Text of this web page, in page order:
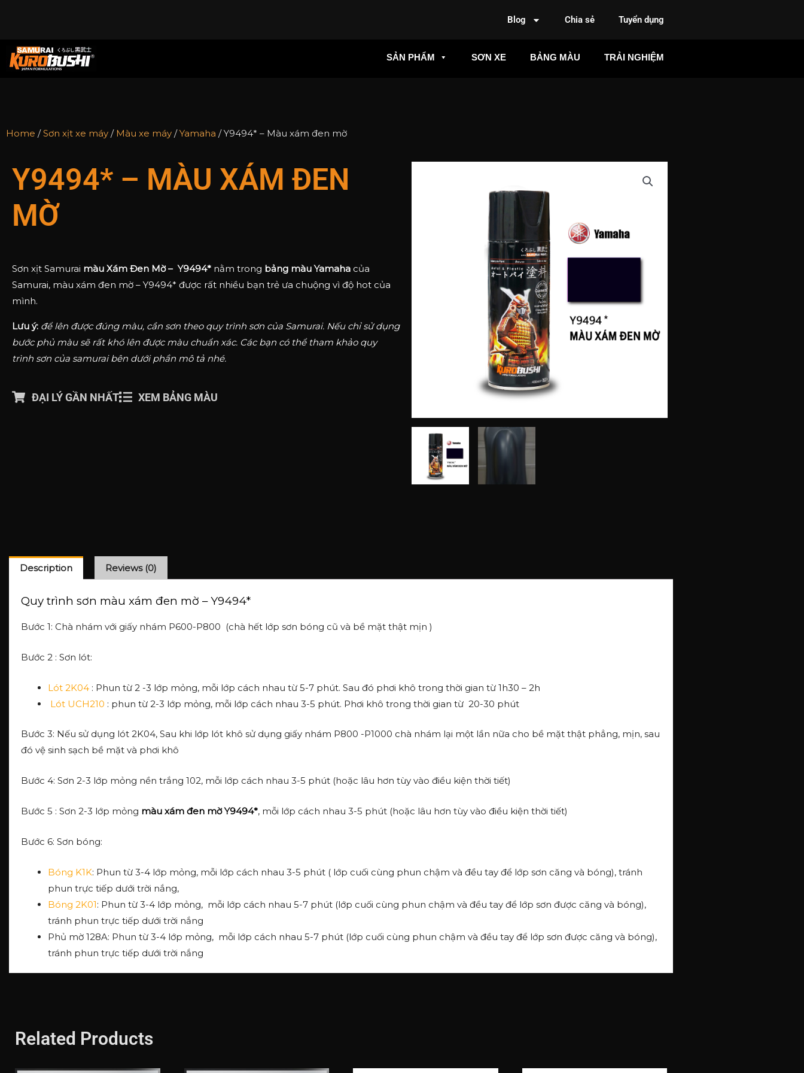
Blog Chia sẻ Tuyển dụng
SẢN PHẨM SƠN XE BẢNG MÀU TRẢI NGHIỆM
Home /Sơn xịt xe máy / Màu xe máy /Yamaha / Y9494* – Màu xám đen mờ
Y9494* – MÀU XÁM ĐEN
MỜ
Sơn xịt Samurai màu Xám Đen Mờ – Y9494* nằm trong bảng màu Yamaha của
Samurai, màu xám đen mờ – Y9494* được rất nhiều bạn trẻ ưa chuộng vì độ hot của
mình.
Lưu ý: để lên được đúng màu, cần sơn theo quy trình sơn của Samurai. Nếu chỉ sử dụng
bước phủ màu sẽ rất khó lên được màu chuẩn xác. Các bạn có thể tham khảo quy
trình sơn của samurai bên dưới phần mô tả nhé.
ĐẠI LÝ GẦN NHẤT XEM BẢNG MÀU
Description Reviews (0)
Quy trình sơn màu xám đen mờ – Y9494*
Bước 1: Chà nhám với giấy nhám P600-P800 (chà hết lớp sơn bóng cũ và bề mặt thật mịn )
Bước 2 : Sơn lót:
Lót 2K04 : Phun từ 2 -3 lớp mỏng, mỗi lớp cách nhau từ 5-7 phút. Sau đó phơi khô trong thời gian từ 1h30 – 2h
Lót UCH210 : phun từ 2-3 lớp mỏng, mỗi lớp cách nhau 3-5 phút. Phơi khô trong thời gian từ 20-30 phút
Bước 3: Nếu sử dụng lót 2K04, Sau khi lớp lót khô sử dụng giấy nhám P800 -P1000 chà nhám lại một lần nữa cho bề mặt thật phẳng, mịn, sau
đó vệ sinh sạch bề mặt và phơi khô
Bước 4: Sơn 2-3 lớp mỏng nền trắng 102, mỗi lớp cách nhau 3-5 phút (hoặc lâu hơn tùy vào điều kiện thời tiết)
Bước 5 : Sơn 2-3 lớp mỏng màu xám đen mờ Y9494*, mỗi lớp cách nhau 3-5 phút (hoặc lâu hơn tùy vào điều kiện thời tiết)
Bước 6: Sơn bóng:
Bóng K1K: Phun từ 3-4 lớp mỏng, mỗi lớp cách nhau 3-5 phút ( lớp cuối cùng phun chậm và đều tay để lớp sơn căng và bóng), tránh
phun trực tiếp dưới trời nắng,
Bóng 2K01: Phun từ 3-4 lớp mỏng, mỗi lớp cách nhau 5-7 phút (lớp cuối cùng phun chậm và đều tay để lớp sơn được căng và bóng),
tránh phun trực tiếp dưới trời nắng
Phủ mờ 128A: Phun từ 3-4 lớp mỏng, mỗi lớp cách nhau 5-7 phút (lớp cuối cùng phun chậm và đều tay để lớp sơn được căng và bóng),
tránh phun trực tiếp dưới trời nắng
Related Products